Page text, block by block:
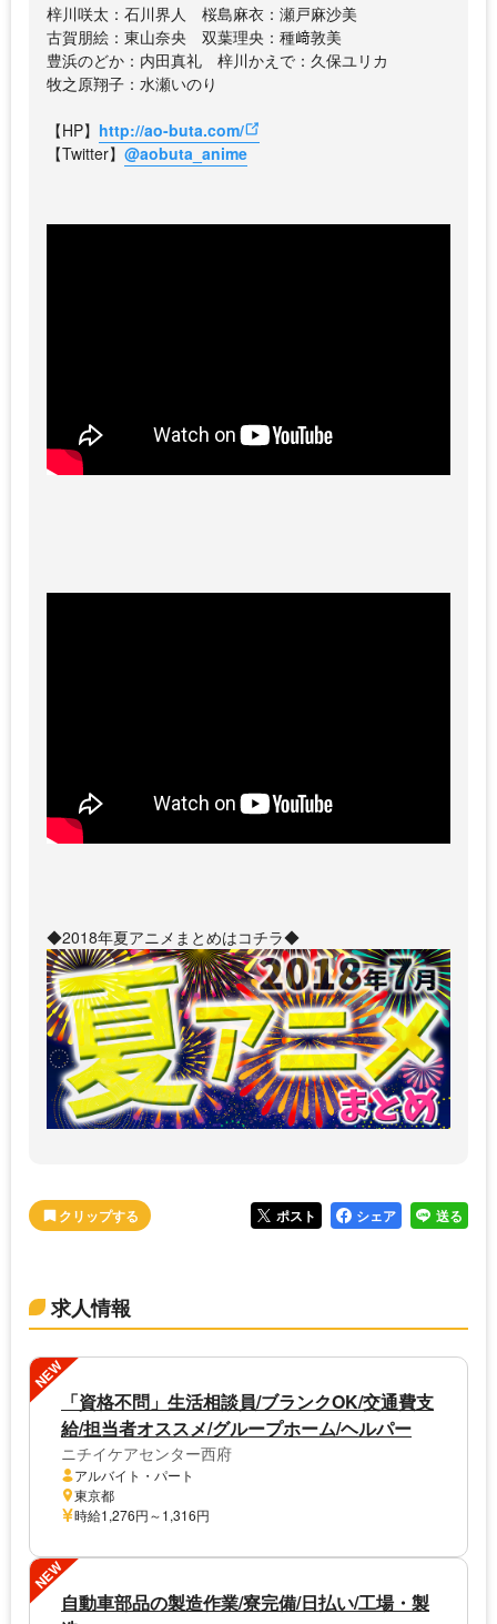
梓川咲太：石川界人 桜島麻衣：瀬戸麻沙美
古賀朋絵：東山奈央 双葉理央：種﨑敦美
豊浜のどか：内田真礼 梓川かえで：久保ユリカ
牧之原翔子：水瀬いのり
【HP】 http://ao-buta.com/
【Twitter】 @aobuta_anime
◆2018年夏アニメまとめはコチラ◆
ポスト シェア 送る
求人情報
NEW
「資格不問」生活相談員/ブランクOK/交通費支
給/担当者オススメ/グループホーム/ヘルパー
ニチイケアセンター西府
アルバイト・パート
東京都
時給1,276円～1,316円
NEW
自動車部品の製造作業/寮完備/日払い/工場・製